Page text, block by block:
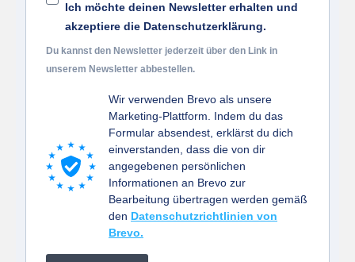
Ich möchte deinen Newsletter erhalten und
akzeptiere die Datenschutzerklärung.
Du kannst den Newsletter jederzeit über den Link in
unserem Newsletter abbestellen.
Wir verwenden Brevo als unsere
Marketing-Plattform. Indem du das
Formular absendest, erklärst du dich
einverstanden, dass die von dir
angegebenen persönlichen
Informationen an Brevo zur
Bearbeitung übertragen werden gemäß
den Datenschutzrichtlinien von
Brevo.